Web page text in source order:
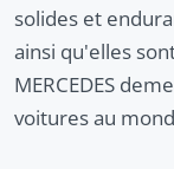
solides et
ainsi qu'elles
MERCEDES
voitures au